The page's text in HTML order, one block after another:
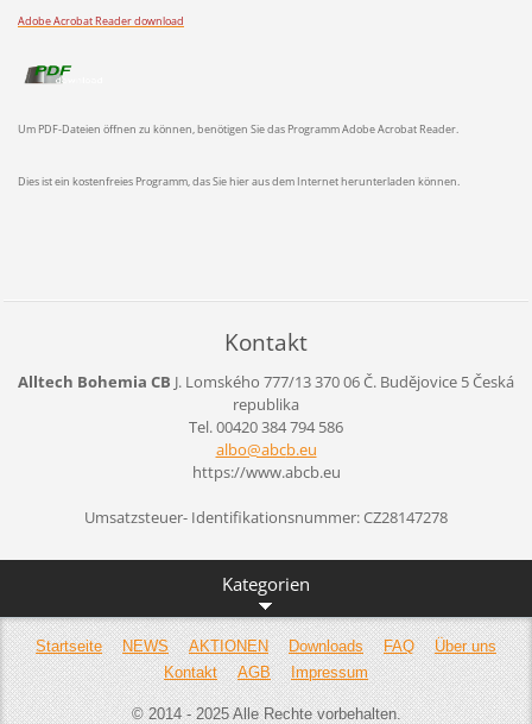
Adobe Acrobat Reader download
Um PDF-Dateien öffnen zu können, benötigen Sie das Programm Adobe Acrobat Reader.
Dies ist ein kostenfreies Programm, das Sie hier aus dem Internet herunterladen können.
Kontakt
Alltech Bohemia CB J. Lomského 777/13370 06 Č. Budějovice 5Česká
republika
Tel. 00420 384 794 586
albo@abcb.eu
https://www.abcb.eu
Umsatzsteuer- Identifikationsnummer: CZ28147278
Kategorien
Startseite NEWS AKTIONEN Downloads FAQ
Über uns
Kontakt
AGB Impressum
© 2014 - 2025 Alle Rechte vorbehalten.